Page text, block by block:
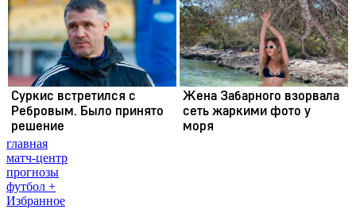
главная
матч-центр
прогнозы
футбол +
Избранное